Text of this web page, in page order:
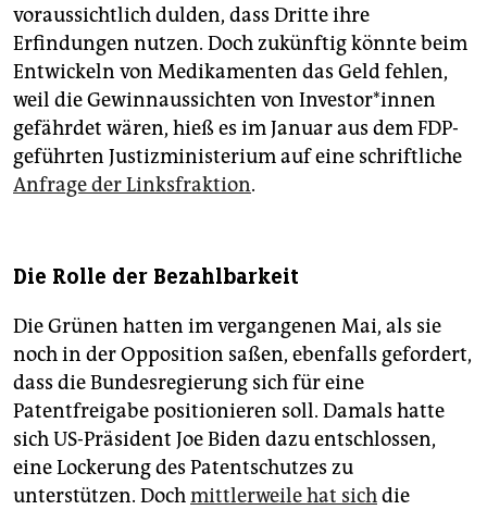
voraussichtlich dulden, dass Dritte ihre
Erfindungen nutzen. Doch zukünftig könnte beim
Entwickeln von Medikamenten das Geld fehlen,
weil die Gewinnaussichten von In­ves­to­r*in­nen
gefährdet wären, hieß es im Januar aus dem FDP-
geführten Justizministerium auf eine schriftliche
Anfrage der Linksfraktion.
Die Rolle der Bezahlbarkeit
Die Grünen hatten im vergangenen Mai, als sie
noch in der Opposition saßen, ebenfalls gefordert,
dass die Bundesregierung sich für eine
Patentfreigabe positionieren soll. Damals hatte
sich US-Präsident Joe Biden dazu entschlossen,
eine Lockerung des Patentschutzes zu
unterstützen. Dochmittlerweile hat sichdie